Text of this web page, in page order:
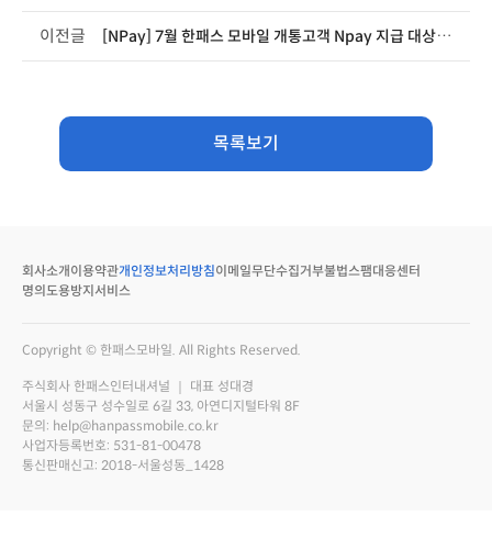
이전글 [NPay] 7월 한패스 모바일 개통고객 Npay 지급 대상자
목록보기
회사소개 이용약관개인정보처리방침이메일무단수집거부불법스팸대응센터
명의도용방지서비스
Copyright © 한패스모바일. All Rights Reserved.
주식회사 한패스인터내셔널 ｜ 대표 성대경
서울시 성동구 성수일로 6길 33, 아연디지털타워 8F
문의: help@hanpassmobile.co.kr
사업자등록번호: 531-81-00478
통신판매신고: 2018-서울성동_1428